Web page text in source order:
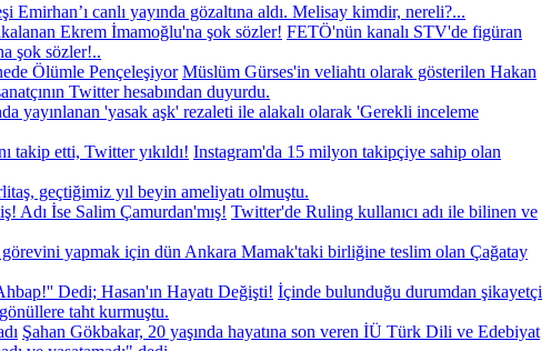
canlı yayında gözaltına aldı. Melisay kimdir, nereli?...
Ekrem İmamoğlu'na şok sözler! FETÖ'nün kanalı STV'de figüran
şok sözler!..
Ölümle Pençeleşiyor Müslüm Gürses'in veliahtı olarak gösterilen Hakan
Twitter hesabından duyurdu.
yayınlanan 'yasak aşk' rezaleti ile alakalı olarak 'Gerekli inceleme
takip etti, Twitter yıkıldı! Instagram'da 15 milyon takipçiye sahip olan
geçtiğimiz yıl beyin ameliyatı olmuştu.
Adı İse Salim Çamurdan'mış! Twitter'de Ruling kullanıcı adı ile bilinen ve
yapmak için dün Ankara Mamak'taki birliğine teslim olan Çağatay
Dedi; Hasan'ın Hayatı Değişti! İçinde bulunduğu durumdan şikayetçi
taht kurmuştu.
Şahan Gökbakar, 20 yaşında hayatına son veren İÜ Türk Dili ve Edebiyat